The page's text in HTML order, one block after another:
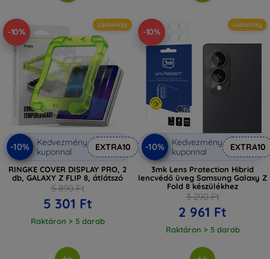
-10%
Újdonság
-10%
Kedvezmény
kuponnal
EXTRA10
RINGKE COVER DISPLAY PRO, 2
db, GALAXY Z FLIP 8, átlátszó
5 890 Ft
5 301 Ft
Raktáron > 5 darab
-10%
Újdonság
-10%
Kedvezmény
kuponnal
EXTRA10
3mk Lens Protection Hibrid
lencvédő üveg Samsung Galaxy Z
Fold 8 készülékhez
3 290 Ft
2 961 Ft
Raktáron > 5 darab